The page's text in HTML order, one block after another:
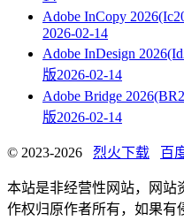
Adobe InCopy
2026-02-14
Adobe InDesign
版2026-02-14
Adobe Bridge
版2026-02-14
© 2023-2026 烈火下载 百
本站是非经营性网站，网站
作权归原作者所有，如果有